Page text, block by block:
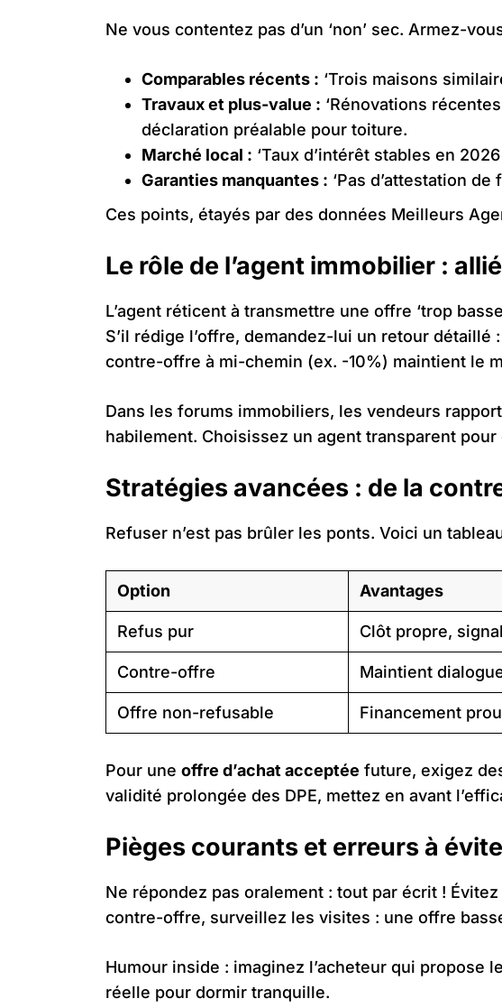
Ne vous contentez pas d’un ‘non’ sec. Armez-
Comparables récents : ‘Trois maisons
Travaux et plus-value : ‘Rénovations
déclaration préalable pour toiture.
Marché local : ‘Taux d’intérêt stables en
Garanties manquantes : ‘Pas d’attestation
Ces points, étayés par des données Meilleurs
Le rôle de l’agent immobilier :
L’agent réticent à transmettre une offre ‘trop
S’il rédige l’offre, demandez-lui un retour
contre-offre à mi-chemin (ex. -10%) maintient le
Dans les forums immobiliers, les vendeurs
habilement. Choisissez un agent transparent
Stratégies avancées : de la
Refuser n’est pas brûler les ponts. Voici un
Option Avantages
Refus pur Clôt propre,
Contre-offre Maintient
Offre non-refusable Financement
Pour une offre d’achat acceptée future, exigez
validité prolongée des DPE, mettez en avant
Pièges courants et erreurs à
Ne répondez pas oralement : tout par écrit !
contre-offre, surveillez les visites : une offre
Humour inside : imaginez l’acheteur qui propose
réelle pour dormir tranquille.